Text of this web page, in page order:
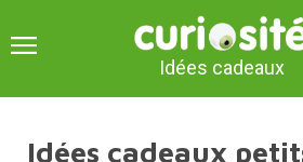
Idées cadeaux
Idées cadeaux